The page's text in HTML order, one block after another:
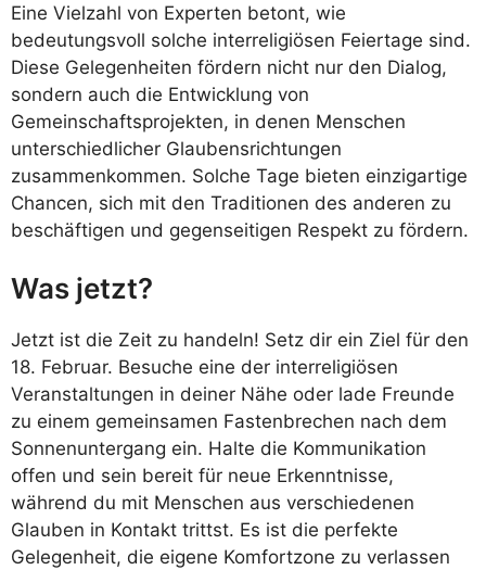
Eine Vielzahl von Experten betont, wie
bedeutungsvoll solche interreligiösen Feiertage sind.
Diese Gelegenheiten fördern nicht nur den Dialog,
sondern auch die Entwicklung von
Gemeinschaftsprojekten, in denen Menschen
unterschiedlicher Glaubensrichtungen
zusammenkommen. Solche Tage bieten einzigartige
Chancen, sich mit den Traditionen des anderen zu
beschäftigen und gegenseitigen Respekt zu fördern.
Was jetzt?
Jetzt ist die Zeit zu handeln! Setz dir ein Ziel für den
18. Februar. Besuche eine der interreligiösen
Veranstaltungen in deiner Nähe oder lade Freunde
zu einem gemeinsamen Fastenbrechen nach dem
Sonnenuntergang ein. Halte die Kommunikation
offen und sein bereit für neue Erkenntnisse,
während du mit Menschen aus verschiedenen
Glauben in Kontakt trittst. Es ist die perfekte
Gelegenheit, die eigene Komfortzone zu verlassen